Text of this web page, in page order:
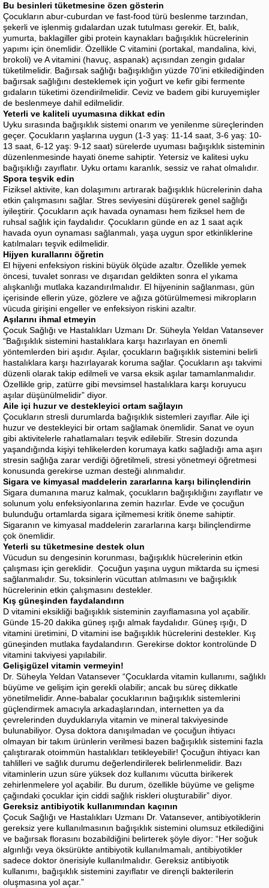
Bu besinleri tüketmesine özen gösterin
Çocukların abur-cuburdan ve fast-food türü beslenme tarzından,
şekerli ve işlenmiş gıdalardan uzak tutulması gerekir. Et, balık,
yumurta, baklagiller gibi protein kaynakları bağışıklık hücrelerinin
yapımı için önemlidir. Özellikle C vitamini (portakal, mandalina, kivi,
brokoli) ve A vitamini (havuç, aspanak) açısından zengin gıdalar
tüketilmelidir. Bağırsak sağlığı bağışıklığın yüzde 70’ini etkilediğinden
bağırsak sağlığını desteklemek için yoğurt ve kefir gibi fermente
gıdaların tüketimi özendirilmelidir. Ceviz ve badem gibi kuruyemişler
de beslenmeye dahil edilmelidir.
Yeterli ve kaliteli uyumasına dikkat edin
Uyku sırasında bağışıklık sistemi onarım ve yenilenme süreçlerinden
geçer. Çocukların yaşlarına uygun (1-3 yaş: 11-14 saat, 3-6 yaş: 10-
13 saat, 6-12 yaş: 9-12 saat) sürelerde uyuması bağışıklık sisteminin
düzenlenmesinde hayati öneme sahiptir. Yetersiz ve kalitesi uyku
bağışıklığı zayıflatır. Uyku ortamı karanlık, sessiz ve rahat olmalıdır.
Spora teşvik edin
Fiziksel aktivite, kan dolaşımını artırarak bağışıklık hücrelerinin daha
etkin çalışmasını sağlar. Stres seviyesini düşürerek genel sağlığı
iyileştirir. Çocukların açık havada oynaması hem fiziksel hem de
ruhsal sağlık için faydalıdır. Çocukların günde en az 1 saat açık
havada oyun oynaması sağlanmalı, yaşa uygun spor etkinliklerine
katılmaları teşvik edilmelidir.
Hijyen kurallarını öğretin
El hijyeni enfeksiyon riskini büyük ölçüde azaltır. Özellikle yemek
öncesi, tuvalet sonrası ve dışarıdan geldikten sonra el yıkama
alışkanlığı mutlaka kazandırılmalıdır. El hijyeninin sağlanması, gün
içerisinde ellerin yüze, gözlere ve ağıza götürülmemesi mikropların
vücuda girişini engeller ve enfeksiyon riskini azaltır.
Aşılarını ihmal etmeyin
Çocuk Sağlığı ve Hastalıkları Uzmanı Dr. Süheyla Yeldan Vatansever
“Bağışıklık sistemini hastalıklara karşı hazırlayan en önemli
yöntemlerden biri aşıdır. Aşılar, çocukların bağışıklık sistemini belirli
hastalıklara karşı hazırlayarak koruma sağlar. Çocukların aşı takvimi
düzenli olarak takip edilmeli ve varsa eksik aşılar tamamlanmalıdır.
Özellikle grip, zatürre gibi mevsimsel hastalıklara karşı koruyucu
aşılar düşünülmelidir” diyor.
Aile içi huzur ve destekleyici ortam sağlayın
Çocukların stresli durumlarda bağışıklık sistemleri zayıflar. Aile içi
huzur ve destekleyici bir ortam sağlamak önemlidir. Sanat ve oyun
gibi aktivitelerle rahatlamaları teşvik edilebilir. Stresin dozunda
yaşandığında kişiyi tehlikelerden korumaya katkı sağladığı ama aşırı
stresin sağlığa zarar verdiği öğretilmeli, stresi yönetmeyi öğretmesi
konusunda gerekirse uzman desteği alınmalıdır.
Sigara ve kimyasal maddelerin zararlarına karşı bilinçlendirin
Sigara dumanına maruz kalmak, çocukların bağışıklığını zayıflatır ve
solunum yolu enfeksiyonlarına zemin hazırlar. Evde ve çocuğun
bulunduğu ortamlarda sigara içilmemesi kritik öneme sahiptir.
Sigaranın ve kimyasal maddelerin zararlarına karşı bilinçlendirme
çok önemlidir.
Yeterli su tüketmesine destek olun
Vücudun su dengesinin korunması, bağışıklık hücrelerinin etkin
çalışması için gereklidir. Çocuğun yaşına uygun miktarda su içmesi
sağlanmalıdır. Su, toksinlerin vücuttan atılmasını ve bağışıklık
hücrelerinin etkin çalışmasını destekler.
Kış güneşinden faydalandırın
D vitamini eksikliği bağışıklık sisteminin zayıflamasına yol açabilir.
Günde 15-20 dakika güneş ışığı almak faydalıdır. Güneş ışığı, D
vitamini üretimini, D vitamini ise bağışıklık hücrelerini destekler. Kış
güneşinden mutlaka faydalandırın. Gerekirse doktor kontrolünde D
vitamini takviyesi yapılabilir.
Gelişigüzel vitamin vermeyin!
Dr. Süheyla Yeldan Vatansever “Çocuklarda vitamin kullanımı, sağlıklı
büyüme ve gelişim için gerekli olabilir; ancak bu süreç dikkatle
yönetilmelidir. Anne-babalar çocuklarının bağışıklık sistemlerini
güçlendirmek amacıyla arkadaşlarından, internetten ya da
çevrelerinden duyduklarıyla vitamin ve mineral takviyesinde
bulunabiliyor. Oysa doktora danışılmadan ve çocuğun ihtiyacı
olmayan bir takım ürünlerin verilmesi bazen bağışıklık sistemini fazla
çalıştırarak otoimmün hastalıkları tetikleyebilir! Çocuğun ihtiyacı kan
tahlilleri ve sağlık durumu değerlendirilerek belirlenmelidir. Bazı
vitaminlerin uzun süre yüksek doz kullanımı vücutta birikerek
zehirlenmelere yol açabilir. Bu durum, özellikle büyüme ve gelişme
çağındaki çocuklar için ciddi sağlık riskleri oluşturabilir” diyor.
Gereksiz antibiyotik kullanımından kaçının
Çocuk Sağlığı ve Hastalıkları Uzmanı Dr. Vatansever, antibiyotiklerin
gereksiz yere kullanılmasının bağışıklık sistemini olumsuz etkilediğini
ve bağırsak florasını bozabildiğini belirterek şöyle diyor: “Her soğuk
algınlığı veya öksürükte antibiyotik kullanılmamalı, antibiyotikler
sadece doktor önerisiyle kullanılmalıdır. Gereksiz antibiyotik
kullanımı, bağışıklık sistemini zayıflatır ve dirençli bakterilerin
oluşmasına yol açar.”